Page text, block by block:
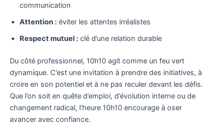
communication
Attention : éviter les attentes irréalistes
Respect mutuel : clé d’une relation durable
Du côté professionnel, 10h10 agit comme un feu vert
dynamique. C’est une invitation à prendre des initiatives, à
croire en son potentiel et à ne pas reculer devant les défis.
Que l’on soit en quête d’emploi, d’évolution interne ou de
changement radical, l’heure 10h10 encourage à oser
avancer avec confiance.